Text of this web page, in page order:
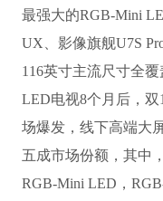
最强大的RGB-Mini
UX、影像旗舰U7S
116英寸主流尺寸全
LED电视8个月后，
场爆发，线下高端大
五成市场份额，其中
RGB-Mini LED，